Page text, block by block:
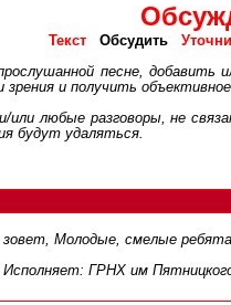
Текст Обсудить
песне,
и получить
и/или любые разговоры, не
будут удаляться.
зовет, Молодые, смелые
ГРНХ им